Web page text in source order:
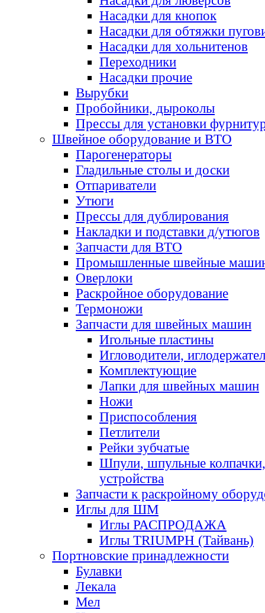
Насадки для кнопок
Насадки для обтяжки
Насадки для хольнитенов
Переходники
Насадки прочие
Вырубки
Пробойники, дыроколы
Прессы для установки
Швейное оборудование и ВТО
Парогенераторы
Гладильные столы и доски
Отпариватели
Утюги
Прессы для дублирования
Накладки и подставки д/утюгов
Запчасти для ВТО
Промышленные швейные
Оверлоки
Раскройное оборудование
Термоножи
Запчасти для швейных машин
Игольные пластины
Игловодители,
Комплектующие
Лапки для швейных машин
Ножи
Приспособления
Петлители
Рейки зубчатые
Шпули, шпульные
устройства
Запчасти к раскройному
Иглы для ШМ
Иглы РАСПРОДАЖА
Иглы TRIUMPH (Тайвань)
Портновские принадлежности
Булавки
Лекала
Мел